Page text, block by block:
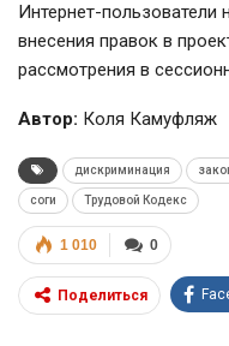
Интернет-пользователи
внесения правок в
рассмотрения в
Автор: Коля Камуфляж
дискриминация
соги Трудовой Кодекс
0
1 010
Поделиться